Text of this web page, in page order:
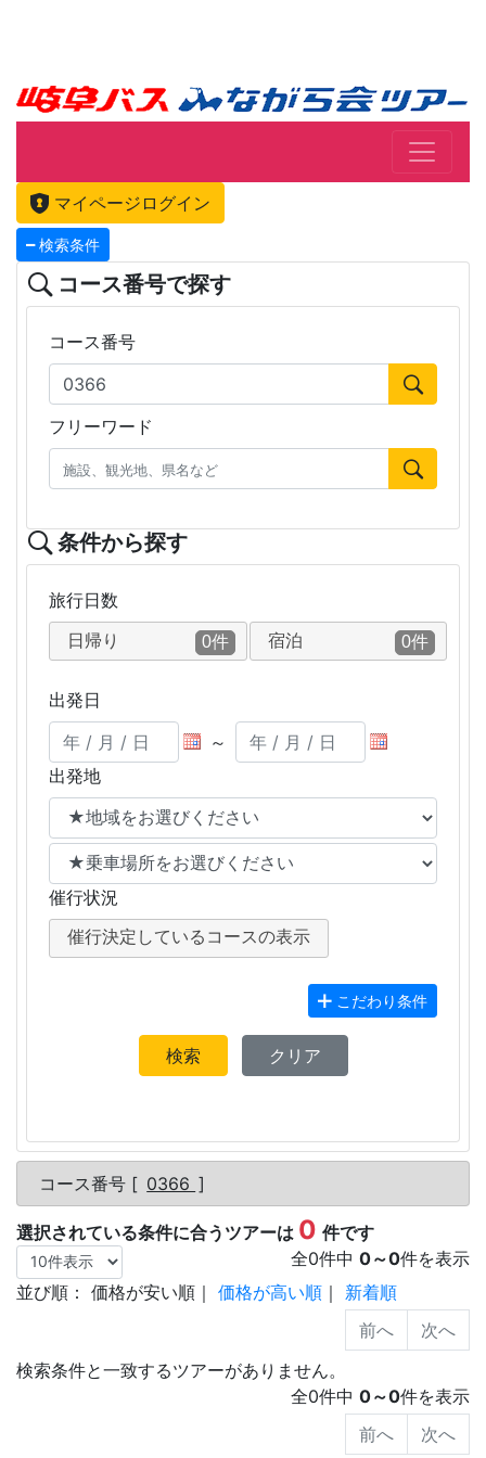
マイページログイン
検索条件
コース番号で探す
コース番号
フリーワード
条件から探す
旅行日数
日帰り 0件 宿泊 0件
出発日
～
出発地
催行状況
催行決定しているコースの表示
こだわり条件
検索 クリア
コース番号 [ 0366 ]
選択されている条件に合うツアーは 0 件です
全0件中 0～0件を表示
並び順： 価格が安い順 ｜ 価格が高い順 ｜ 新着順
検索条件と一致するツアーがありません。
全0件中 0～0件を表示